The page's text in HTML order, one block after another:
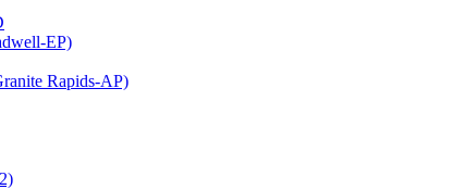
EP)
Rapids-AP)